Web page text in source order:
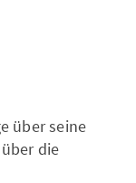
über seine
die